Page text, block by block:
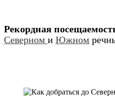
Рекордная
Северном и Южном